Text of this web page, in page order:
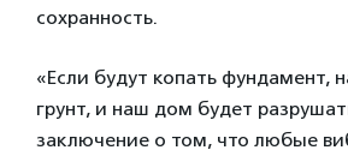
сохранность.
«Если будут копать фундамент,
грунт, и наш дом будет
заключение о том, что любые